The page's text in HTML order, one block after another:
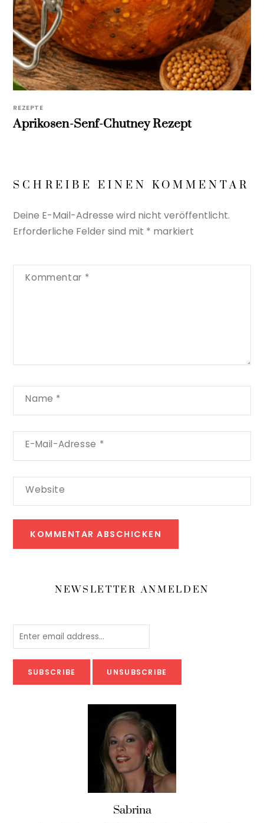
REZEPTE
Aprikosen-Senf-Chutney Rezept
SCHREIBE EINEN KOMMENTAR
Deine E-Mail-Adresse wird nicht veröffentlicht.
Erforderliche Felder sind mit * markiert
Kommentar *
Name *
E-Mail-Adresse *
Website
NEWSLETTER ANMELDEN
Sabrina